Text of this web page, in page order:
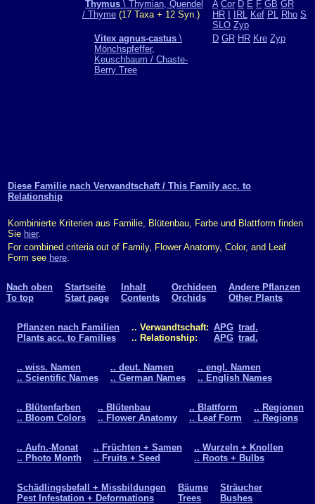
Thymus \ Thymian, Quendel
/ Thyme (17 Taxa + 12 Syn.)
A Cor D E F GB GR
HR
IRL Kef PL Rho S
SLO Zyp
Vitex agnus-castus \
Mönchspfeffer,
Keuschbaum / Chaste-
Berry Tree
D GR HR Kre Zyp
Diese Familie nach Verwandtschaft / This Family acc. to
Relationship
Kombinierte Kriterien aus Familie, Blütenbau, Farbe und Blattform finden
Sie hier.
For combined criteria out of Family, Flower Anatomy, Color, and Leaf
Form see here.
Nach oben
To top
Startseite
Start page
Inhalt
Contents
Orchideen
Orchids
Andere Pflanzen
Other Plants
Pflanzen nach Familien
Plants acc. to Families
.. Verwandtschaft:
.. Relationship:
APG
APG
trad.
trad.
.. wiss. Namen
.. Scientific Names
.. deut. Namen
.. German Names
.. engl. Namen
.. English Names
.. Blütenfarben
.. Bloom Colors
.. Blütenbau
.. Flower Anatomy
.. Blattform
.. Leaf Form
.. Regionen
.. Regions
.. Aufn.-Monat
.. Photo Month
.. Früchten + Samen
.. Fruits + Seed
.. Wurzeln + Knollen
.. Roots + Bulbs
Schädlingsbefall + Missbildungen
Pest Infestation + Deformations
Bäume
Trees
Sträucher
Bushes